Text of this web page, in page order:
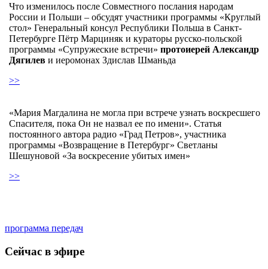
Что изменилось после Совместного послания народам
России и Польши – обсудят участники программы «Круглый
стол» Генеральный консул Республики Польша в Санкт-
Петербурге Пётр Марциняк и кураторы русско-польской
программы «Супружеские встречи» протоиерей Александр
Дягилев и иеромонах Здислав Шманьда
>>
«Мария Магдалина не могла при встрече узнать воскресшего
Спасителя, пока Он не назвал ее по имени». Статья
постоянного автора радио «Град Петров», участника
программы «Возвращение в Петербург» Светланы
Шешуновой «За воскресение убитых имен»
>>
программа передач
Сейчас в эфире